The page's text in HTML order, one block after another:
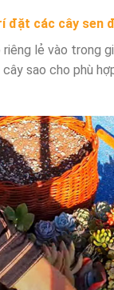
đặt các cây sen
riêng lẻ vào trong
sao cho phù